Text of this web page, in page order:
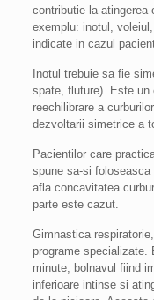
contributie la atingerea
exemplu: inotul,
indicate in cazul
Inotul trebuie sa fie
spate, fluture). Este
reechilibrare a
dezvoltarii simetrice a
Pacientilor care
spune sa-si
afla concavitatea
parte este cazut.
Gimnastica
programe specializate.
minute, bolnavul fiind
inferioare intinse si